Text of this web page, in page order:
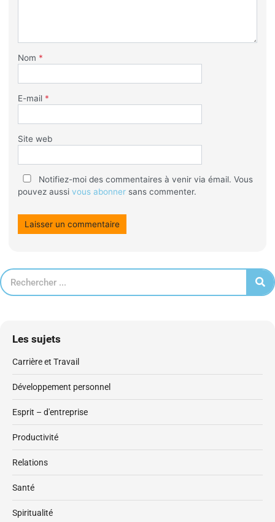
Nom *
E-mail *
Site web
Notifiez-moi des commentaires à venir via émail. Vous
pouvez aussi vous abonnersans commenter.
Les sujets
Carrière et Travail
Développement personnel
Esprit – d'entreprise
Productivité
Relations
Santé
Spiritualité